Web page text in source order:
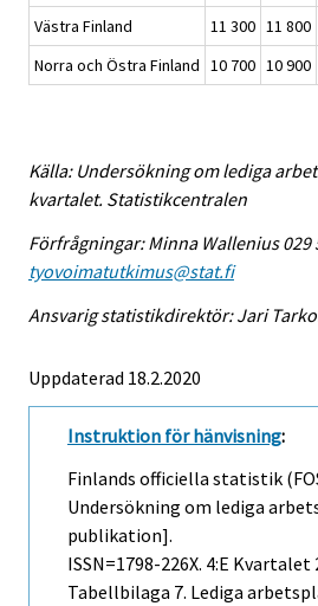
Västra Finland
11 300 11 800
Norra och Östra Finland 10 700 10 900
Källa: Undersökning om lediga
kvartalet. Statistikcentralen
Förfrågningar: Minna Wallenius 029
tyovoimatutkimus@stat.fi
Ansvarig statistikdirektör: Jari
Uppdaterad 18.2.2020
Instruktion för hänvisning:
Finlands officiella statistik
Undersökning om lediga
publikation].
ISSN=1798-226X. 4:e Kvartalet
Tabellbilaga 7. Lediga